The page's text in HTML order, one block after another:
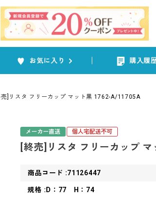
お気に入り 購入履
売]リスタ フリーカップ マット黒 1762-A/11705A
メーカー直送 個人宅配送不可
[終売]リスタ フリーカップ
商品コード :71126447
規格 :D：77 H：74